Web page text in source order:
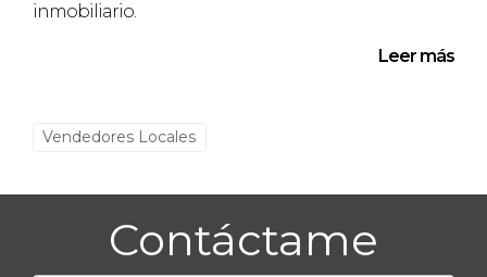
inmobiliario.
Leer más
Vendedores Locales
Contáctame